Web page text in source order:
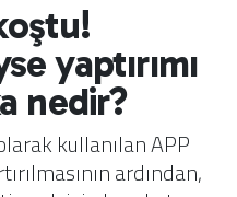
yaptırımı
nedir?
kullanılan APP
ardından,